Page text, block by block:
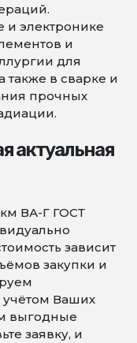
и электронике
и
для
также в сварке и
прочных
актуальная
ВА-Г ГОСТ
зависит
закупки и
Ваших
выгодные
заявку, и